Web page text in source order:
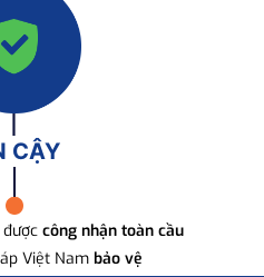
CẬY
công nhận toàn cầu
Việt Nam bảo vệ